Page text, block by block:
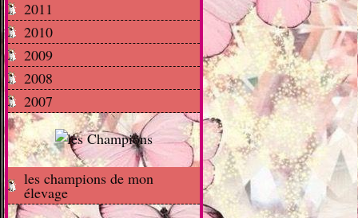
2011
2010
2009
2008
2007
les champions de mon
élevage